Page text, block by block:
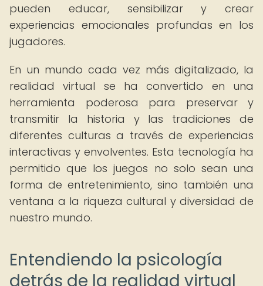
pueden educar, sensibilizar y crear
experiencias emocionales profundas en los
jugadores.
En un mundo cada vez más digitalizado, la
realidad virtual se ha convertido en una
herramienta poderosa para preservar y
transmitir la historia y las tradiciones de
diferentes culturas a través de experiencias
interactivas y envolventes. Esta tecnología ha
permitido que los juegos no solo sean una
forma de entretenimiento, sino también una
ventana a la riqueza cultural y diversidad de
nuestro mundo.
Entendiendo la psicología
detrás de la realidad virtual